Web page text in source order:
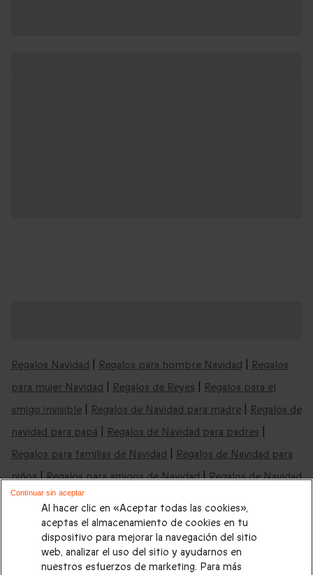
Regalos Navidad Regalos para hombre Navidad
Regalos
para mujer Navidad
Regalos de Reyes
Regalos para el
amigo invisible
Regalos de Navidad para madre
Regalos de
navidad para papá
Regalos de Navidad para padres
Regalos para familias de Navidad
Regalos de Navidad para
niños|Regalos para amigos de Navidad|Regalos de Navidad
baratos| Regalos de Navidad última hora
para hombre|Regalos de Reyes para mujer|Regalos de
Reyes para parejas|Regalos de Reyes para padres|
de Reyes para madresRegalos de boda|Regalos de
Al hacer clic en «Aceptar todas las cookies»,
aceptas el almacenamiento de cookies en tu
dispositivo para mejorar la navegación del sitio
web, analizar el uso del sitio y ayudarnos en
nuestros esfuerzos de marketing. Para más
Continuar sin aceptar